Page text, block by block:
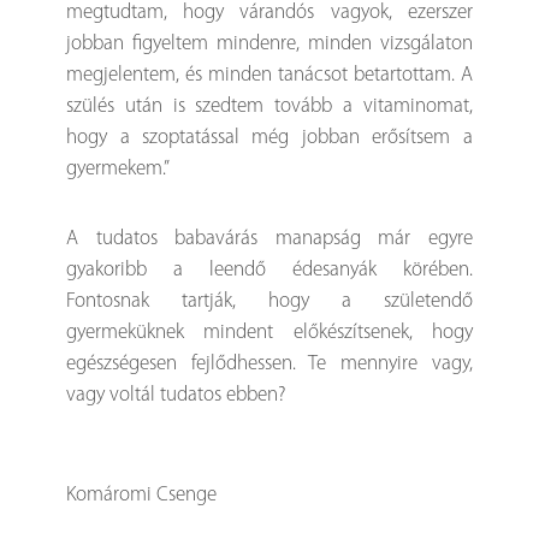
megtudtam, hogy várandós vagyok, ezerszer
jobban figyeltem mindenre, minden vizsgálaton
megjelentem, és minden tanácsot betartottam. A
szülés után is szedtem tovább a vitaminomat,
hogy a szoptatással még jobban erősítsem a
gyermekem.”
A tudatos babavárás manapság már egyre
gyakoribb a leendő édesanyák körében.
Fontosnak tartják, hogy a születendő
gyermeküknek mindent előkészítsenek, hogy
egészségesen fejlődhessen. Te mennyire vagy,
vagy voltál tudatos ebben?
Komáromi Csenge